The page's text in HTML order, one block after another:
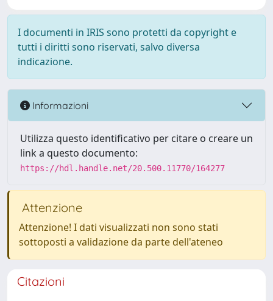
I documenti in IRIS sono protetti da copyright e
tutti i diritti sono riservati, salvo diversa
indicazione.
Informazioni
Utilizza questo identificativo per citare o creare un
link a questo documento:
https://hdl.handle.net/20.500.11770/164277
Attenzione
Attenzione! I dati visualizzati non sono stati
sottoposti a validazione da parte dell'ateneo
Citazioni